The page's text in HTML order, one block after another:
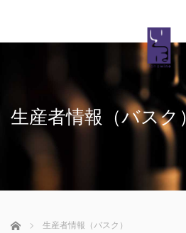
生産者情報（バスク
ホーム 生産者情報（バスク）